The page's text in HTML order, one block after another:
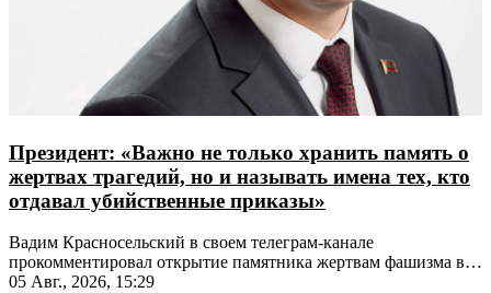
Президент: «Важно не только хранить память о
жертвах трагедий, но и называть имена тех, кто
отдавал убийственные приказы»
Вадим Красносельский в своем телеграм-канале
прокомментировал открытие памятника жертвам фашизма в
Рыбнице
05 Авг., 2026, 15:29